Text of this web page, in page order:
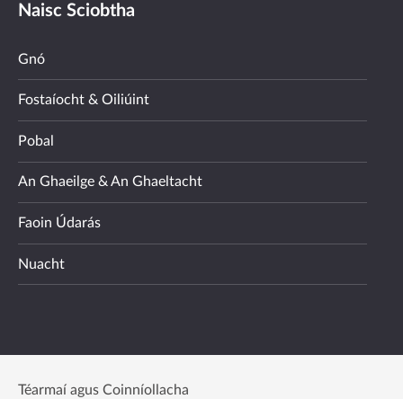
Naisc Sciobtha
Gnó
Fostaíocht & Oiliúint
Pobal
An Ghaeilge & An Ghaeltacht
Faoin Údarás
Nuacht
Téarmaí agus Coinníollacha